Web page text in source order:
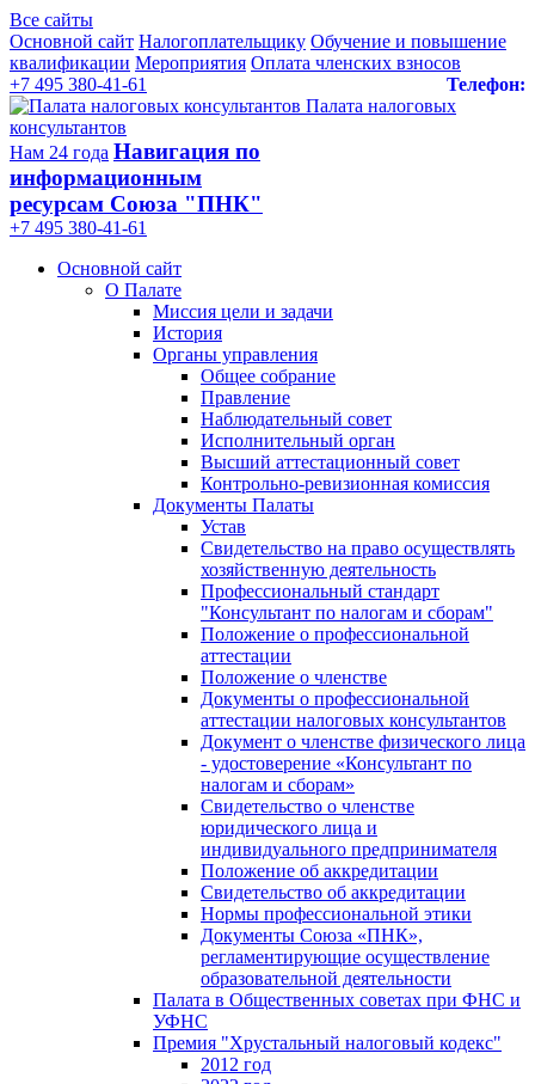
Все сайты
Основной сайт Налогоплательщику Обучение и повышение
квалификации Мероприятия Оплата членских взносов
Телефон:
+7 495 380-41-61
Палата налоговых
консультантов
Нам 24 года Навигация по
информационным
ресурсам Союза "ПНК"
+7 495 380‑41‑61
Основной сайт
О Палате
Миссия цели и задачи
История
Органы управления
Общее собрание
Правление
Наблюдательный совет
Исполнительный орган
Высший аттестационный совет
Контрольно-ревизионная комиссия
Документы Палаты
Устав
Свидетельство на право осуществлять
хозяйственную деятельность
Профессиональный стандарт
"Консультант по налогам и сборам"
Положение о профессиональной
аттестации
Положение о членстве
Документы о профессиональной
аттестации налоговых консультантов
Документ о членстве физического лица
- удостоверение «Консультант по
налогам и сборам»
Свидетельство о членстве
юридического лица и
индивидуального предпринимателя
Положение об аккредитации
Свидетельство об аккредитации
Нормы профессиональной этики
Документы Союза «ПНК»,
регламентирующие осуществление
образовательной деятельности
Палата в Общественных советах при ФНС и
УФНС
Премия "Хрустальный налоговый кодекс"
2012 год